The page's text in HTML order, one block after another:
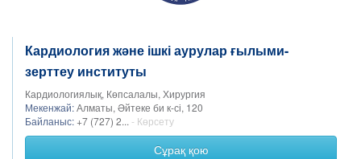
Кардиология және ішкі аурулар ғылыми-
зерттеу институты
Кардиологиялық, Көпсалалы, Хирургия
Мекенжай:Алматы, Әйтеке би к-сі, 120
Байланыс: +7 (727) 2... - Көрсету
Сұрақ қою